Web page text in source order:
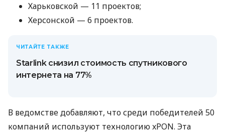
Харьковской — 11 проектов;
Херсонской — 6 проектов.
ЧИТАЙТЕ ТАКЖЕ
Starlink снизил стоимость спутникового
интернета на 77%
В ведомстве добавляют, что среди победителей 50
компаний используют технологию xPON. Эта